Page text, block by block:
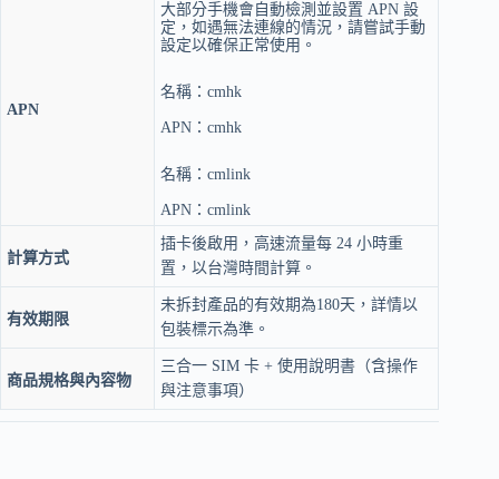
APN
大部分手機會自動檢測並設置 APN 設
定，如遇無法連線的情況，請嘗試手動
設定以確保正常使用。
名稱：cmhk
APN：cmhk
名稱：cmlink
APN：cmlink
計算方式
插卡後啟用，高速流量每 24 小時重
置，以台灣時間計算。
有效期限
未拆封產品的有效期為180天，詳情以
包裝標示為準。
商品規格與內容物
三合一 SIM 卡 + 使用說明書（含操作
與注意事項）